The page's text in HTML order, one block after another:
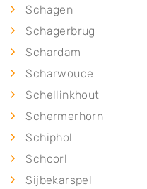
Schagen
Schagerbrug
Schardam
Scharwoude
Schellinkhout
Schermerhorn
Schiphol
Schoorl
Sijbekarspel